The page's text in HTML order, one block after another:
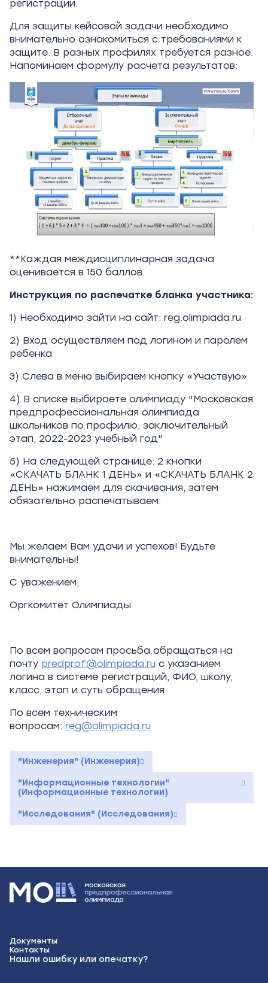
регистрации.
Для защиты кейсовой задачи необходимо
внимательно ознакомиться с требованиями к
защите. В разных профилях требуется разное.
Напоминаем формулу расчета результатов:
**Каждая междисциплинарная задача
оценивается в 150 баллов.
Инструкция по распечатке бланка участника:
1) Необходимо зайти на сайт: reg.olimpiada.ru
2) Вход осуществляем под логином и паролем
ребенка
3) Слева в меню выбираем кнопку «Участвую»
4) В списке выбираете олимпиаду "Московская
предпрофессиональная олимпиада
школьников по профилю, заключительный
этап, 2022-2023 учебный год"
5) На следующей странице: 2 кнопки
«СКАЧАТЬ БЛАНК 1 ДЕНЬ» и «СКАЧАТЬ БЛАНК 2
ДЕНЬ» нажимаем для скачивания, затем
обязательно распечатываем.
Мы желаем Вам удачи и успехов! Будьте
внимательны!
С уважением,
Оргкомитет Олимпиады
По всем вопросам просьба обращаться на
почту predprof@olimpiada.ru с указанием
логина в системе регистраций, ФИО, школу,
класс, этап и суть обращения.
По всем техническим
вопросам: reg@olimpiada.ru
"Инженерия" (Инженерия)
"Информационные технологии"
(Информационные технологии)
"Исследования" (Исследования)
Документы
Контакты
Нашли ошибку или опечатку?